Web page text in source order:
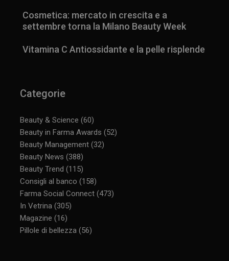
Cosmetica: mercato in crescita e a
settembre torna la Milano Beauty Week
Vitamina C Antiossidante e la pelle risplende
Categorie
Beauty & Science (60)
Beauty in Farma Awards (52)
Beauty Management (32)
Beauty News (388)
Beauty Trend (115)
Consigli al banco (158)
Farma Social Connect (473)
In Vetrina (305)
Magazine (16)
Pillole di bellezza (56)